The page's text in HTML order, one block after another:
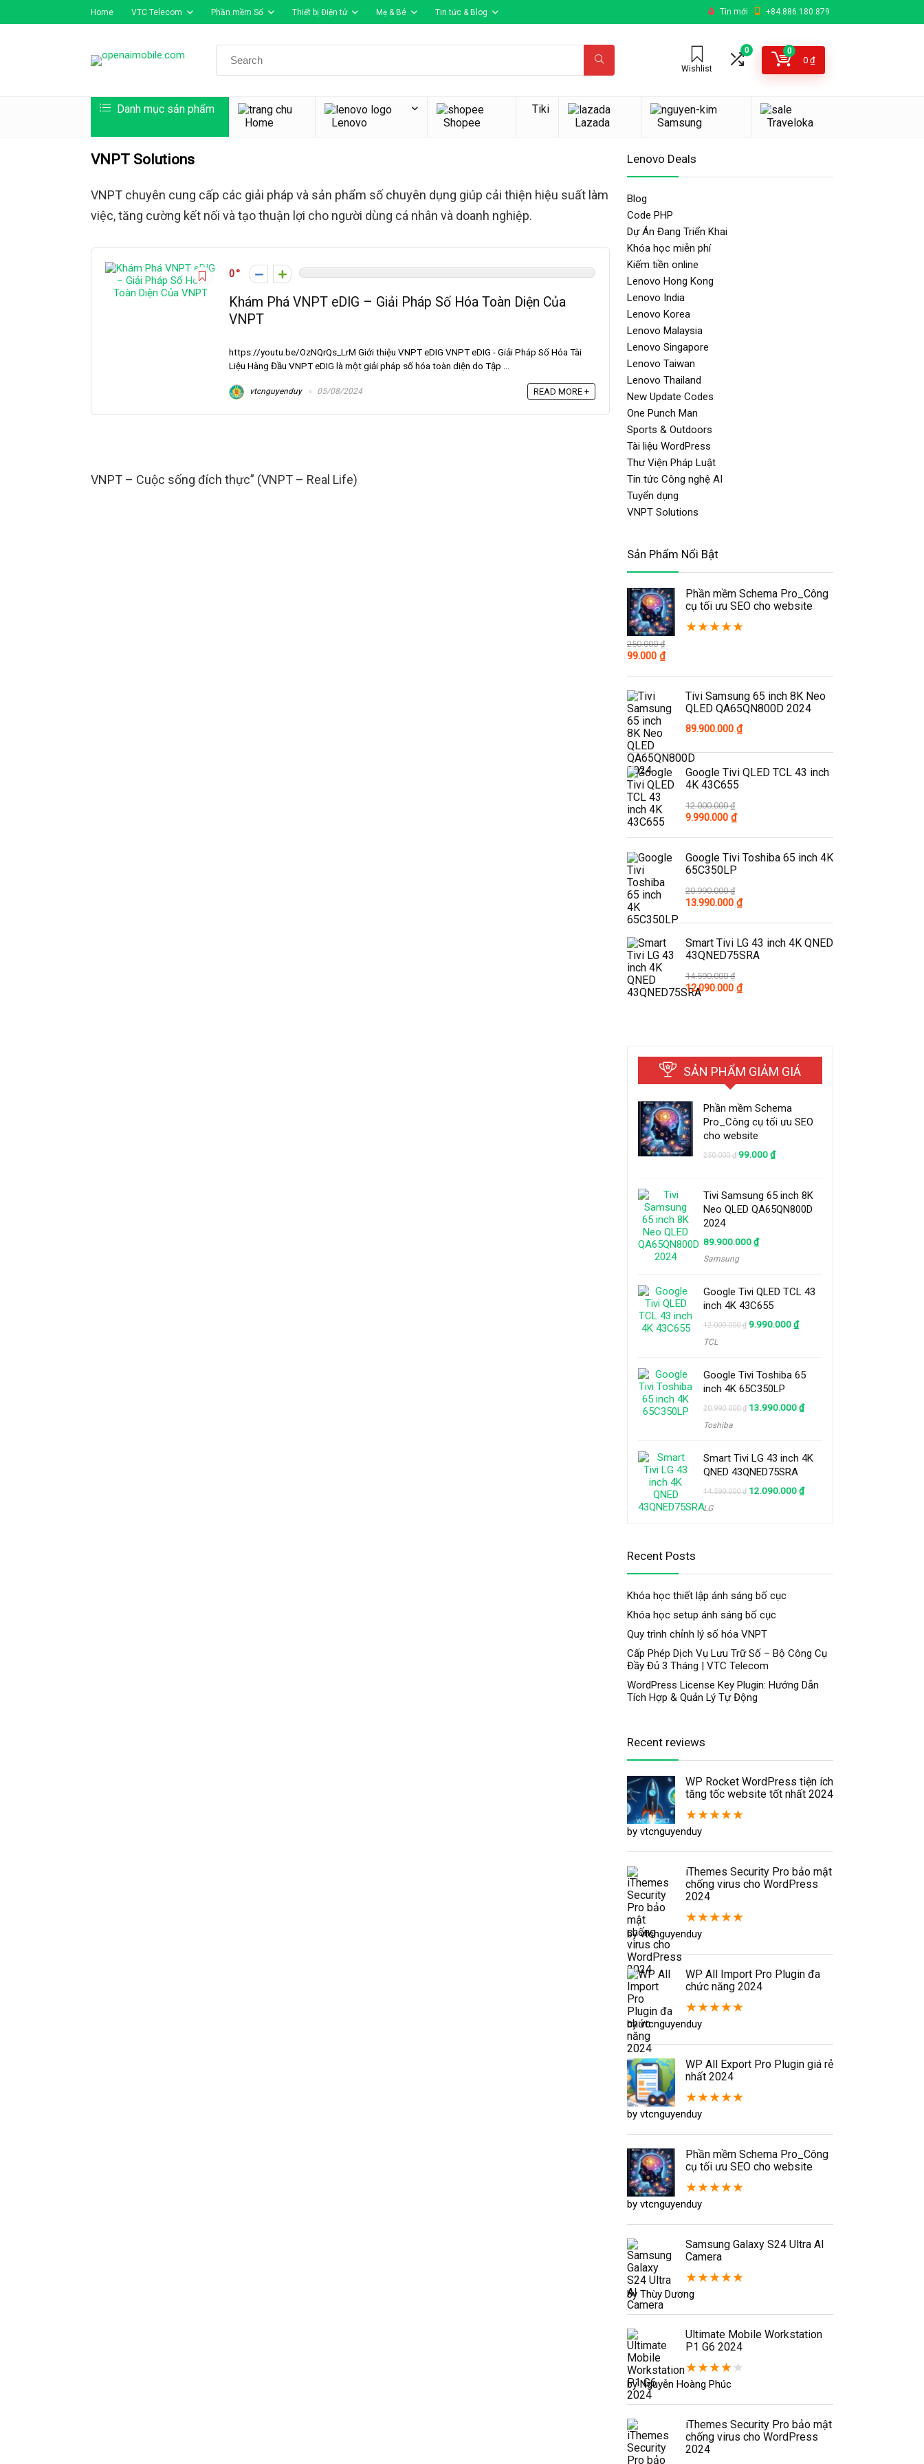
Home VTC Telecom Phần mềm Số Thiết bị Điện tử Mẹ & Bé Tin tức & Blog Tin mới +84.886.180.879
Search
Wishlist
0 0
0 ₫
Danh mục sản phẩm
Home
Lenovo Shopee
Tiki
Lazada
Samsung Traveloka
VNPT Solutions
VNPT chuyên cung cấp các giải pháp và sản phẩm số chuyên dụng giúp cải thiện hiệu suất làm
việc, tăng cường kết nối và tạo thuận lợi cho người dùng cá nhân và doanh nghiệp.
0
Khám Phá VNPT eDIG – Giải Pháp Số Hóa Toàn Diện Của
VNPT
https://youtu.be/OzNQrQs_LrM Giới thiệu VNPT eDIG VNPT eDIG - Giải Pháp Số Hóa Tài
Liệu Hàng Đầu VNPT eDIG là một giải pháp số hóa toàn diện do Tập ...
vtcnguyenduy 05/08/2024 READ MORE +
VNPT – Cuộc sống đích thực” (VNPT – Real Life)
Lenovo Deals
Blog
Code PHP
Dự Án Đang Triển Khai
Khóa học miễn phí
Kiếm tiền online
Lenovo Hong Kong
Lenovo India
Lenovo Korea
Lenovo Malaysia
Lenovo Singapore
Lenovo Taiwan
Lenovo Thailand
New Update Codes
One Punch Man
Sports & Outdoors
Tài liệu WordPress
Thư Viện Pháp Luật
Tin tức Công nghệ AI
Tuyển dụng
VNPT Solutions
Sản Phẩm Nổi Bật
Phần mềm Schema Pro_Công
cụ tối ưu SEO cho website
★★★★★
250.000₫
Original
was:
250.000 ₫.
99.000 ₫Current
is:
99.000 ₫.Tivi Samsung 65 inch 8K Neo
QLED QA65QN800D 2024
89.900.000 ₫
Google Tivi QLED TCL 43 inch
4K 43C655
12.000.000₫
Original
was:
12.000.000 ₫.
9.990.000 ₫Current
is:
9.990.000 ₫.
Google Tivi Toshiba 65 inch 4K
65C350LP
20.990.000₫
Original
was:
20.990.000 ₫.
13.990.000 ₫Current
is:
13.990.000 ₫.
Smart Tivi LG 43 inch 4K QNED
43QNED75SRA
14.590.000₫
Original
price
12.090.000 ₫Current
SẢN PHẨM GIẢM GIÁ
Phần mềm Schema
Pro_Công cụ tối ưu SEO
cho website
250.000₫ Original
99.000₫Current
Tivi Samsung 65 inch 8K
Neo QLED QA65QN800D
2024
89.900.000₫
Samsung
Google Tivi QLED TCL 43
inch 4K 43C655
12.000.000₫ Original
9.990.000₫Current
TCL
Google Tivi Toshiba 65
inch 4K 65C350LP
20.990.000₫ Original
13.990.000₫Current
Toshiba
Smart Tivi LG 43 inch 4K
QNED 43QNED75SRA
14.590.000₫ Original
12.090.000₫Current
LG
Recent Posts
Khóa học thiết lập ánh sáng bố cục
Khóa học setup ánh sáng bố cục
Quy trình chỉnh lý số hóa VNPT
Cấp Phép Dịch Vụ Lưu Trữ Số – Bộ Công Cụ
Đầy Đủ 3 Tháng | VTC Telecom
WordPress License Key Plugin: Hướng Dẫn
Tích Hợp & Quản Lý Tự Động
Recent reviews
WP Rocket WordPress tiện ích
tăng tốc website tốt nhất 2024
★★★★★
by vtcnguyenduy
iThemes Security Pro bảo mật
chống virus cho WordPress
2024
★★★★★
by vtcnguyenduy
WP All Import Pro Plugin đa
chức năng 2024
★★★★★
by vtcnguyenduy
WP All Export Pro Plugin giá rẻ
nhất 2024
★★★★★
by vtcnguyenduy
Phần mềm Schema Pro_Công
cụ tối ưu SEO cho website
★★★★★
by vtcnguyenduy
Samsung Galaxy S24 Ultra AI
Camera
★★★★★
by Thùy Dương
Ultimate Mobile Workstation
P1 G6 2024
★★★★★
by Nguyễn Hoàng Phúc
iThemes Security Pro bảo mật
chống virus cho WordPress
2024